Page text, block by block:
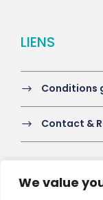
We value
LIENS
Conditions
Contact &